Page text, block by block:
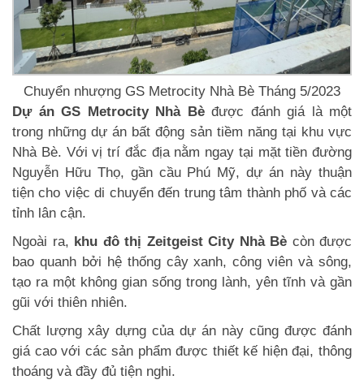
Chuyển nhượng GS Metrocity Nhà Bè Tháng 5/2023
Dự án GS Metrocity Nhà Bèđược đánh giá là một
trong những dự án bất động sản tiềm năng tại khu vực
Nhà Bè. Với vị trí đắc địa nằm ngay tại mặt tiền đường
Nguyễn Hữu Thọ, gần cầu Phú Mỹ, dự án này thuận
tiện cho việc di chuyển đến trung tâm thành phố và các
tỉnh lân cận.
Ngoài ra, khu đô thị Zeitgeist City Nhà Bè còn được
bao quanh bởi hệ thống cây xanh, công viên và sông,
tạo ra một không gian sống trong lành, yên tĩnh và gần
gũi với thiên nhiên.
Chất lượng xây dựng của dự án này cũng được đánh
giá cao với các sản phẩm được thiết kế hiện đại, thông
thoáng và đầy đủ tiện nghi.